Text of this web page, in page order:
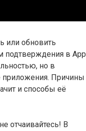
или обновить
подтверждения в App
но в
приложения. Причины
и способы её
отчаивайтесь! В